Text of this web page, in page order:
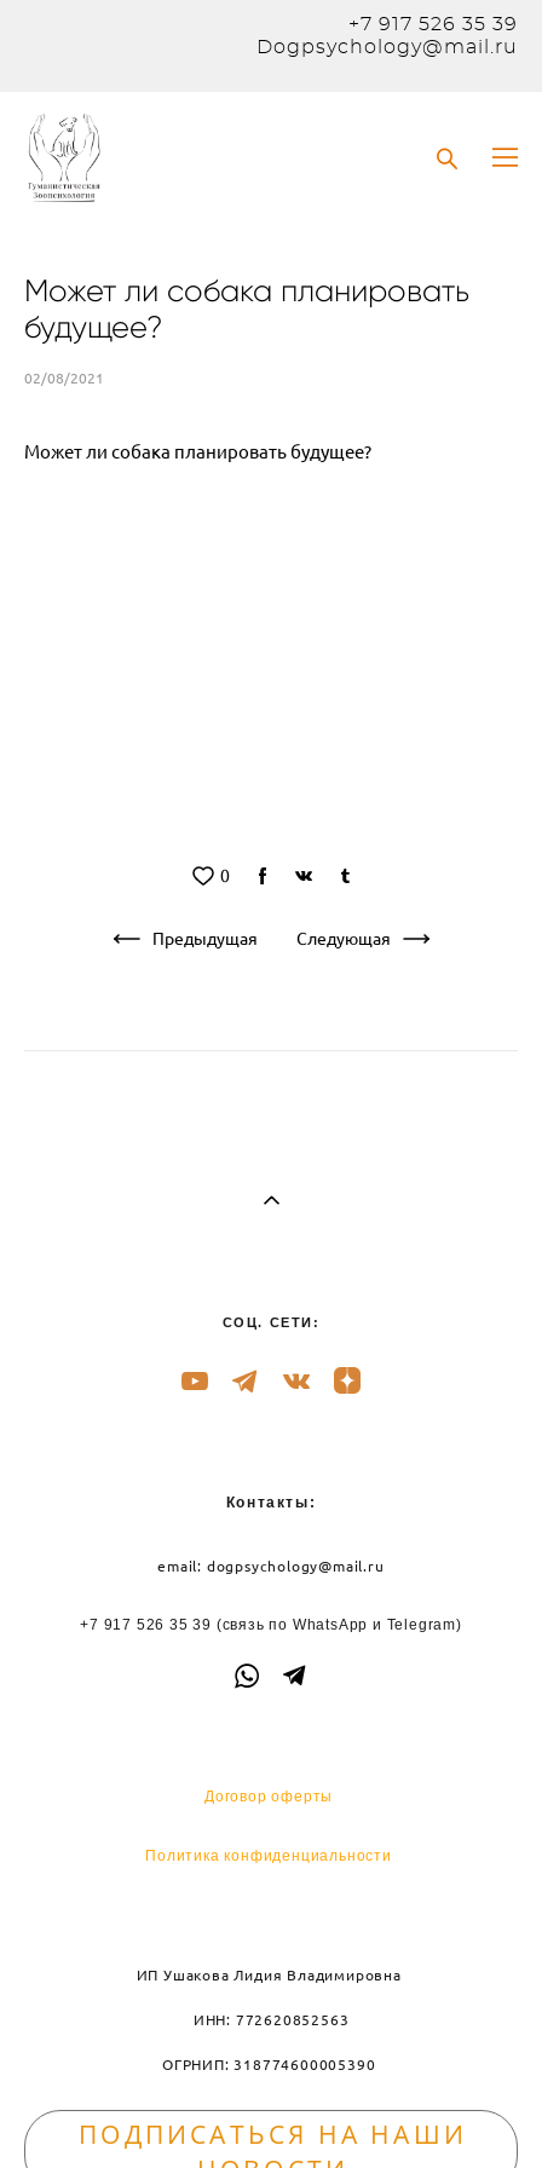
+7 917 526 35 39
Dogpsychology@mail.ru
02/08/2021
Может ли собака планировать
будущее?
Может ли собака планировать будущее?
0
Предыдущая Следующая
СОЦ. СЕТИ:
Контакты:
email: dogpsychology@mail.ru
+7 917 526 35 39 (связь по WhatsApp и Telegram)
Договор оферты
Политика конфиденциальности
ИП Ушакова Лидия Владимировна
ИНН: 772620852563
ОГРНИП: 318774600005390
ПОДПИСАТЬСЯ НА НАШИ